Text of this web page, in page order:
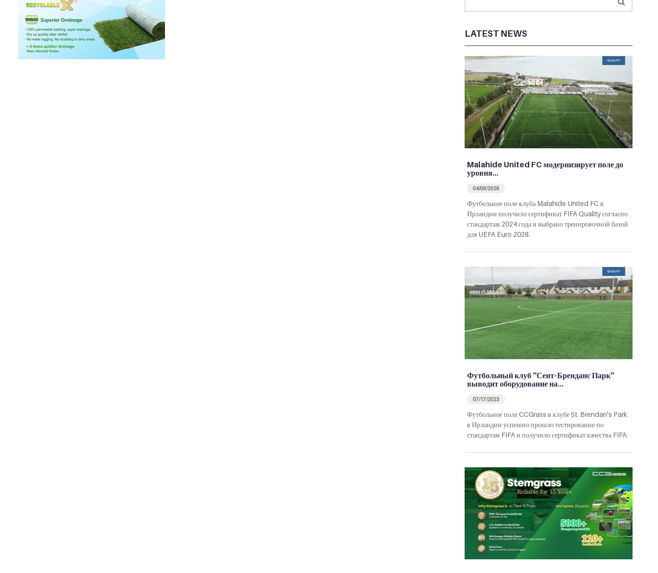
LATEST NEWS
Malahide United FC модернизирует поле до
уровня…
04/09/2026
Футбольное поле клуба Malahide United FC в
Ирландии получило сертификат FIFA Quality согласно
стандартам 2024 года и выбрано тренировочной базой
для UEFA Euro 2028.
Футбольный клуб “Сент-Бренданс Парк”
выводит оборудование на…
07/17/2023
Футбольное поле CCGrass в клубе St. Brendan's Park
в Ирландии успешно прошло тестирование по
стандартам FIFA и получило сертификат качества FIFA.